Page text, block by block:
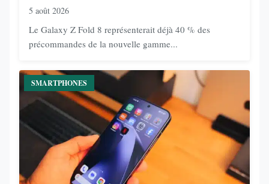
5 août 2026
Le Galaxy Z Fold 8 représenterait déjà 40 % des
précommandes de la nouvelle gamme...
SMARTPHONES